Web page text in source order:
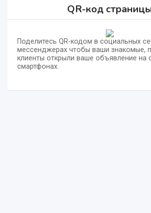
QR-код
Поделитесь QR-кодом в социальных
мессенджерах чтобы ваши знакомые,
клиенты открыли ваше объявление на
смартфонах.